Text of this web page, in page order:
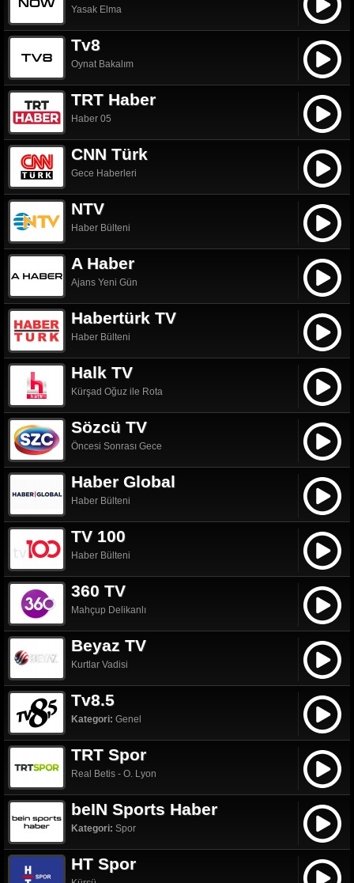
Yasak Elma
Tv8
Oynat Bakalım
TRT Haber
Haber 05
CNN Türk
Gece Haberleri
NTV
Haber Bülteni
A Haber
Ajans Yeni Gün
Habertürk TV
Haber Bülteni
Halk TV
Kürşad Oğuz ile Rota
Sözcü TV
Öncesi Sonrası Gece
Haber Global
Haber Bülteni
TV 100
Haber Bülteni
360 TV
Mahçup Delikanlı
Beyaz TV
Kurtlar Vadisi
Tv8.5
Kategori: Genel
TRT Spor
Real Betis - O. Lyon
beIN Sports Haber
Kategori: Spor
HT Spor